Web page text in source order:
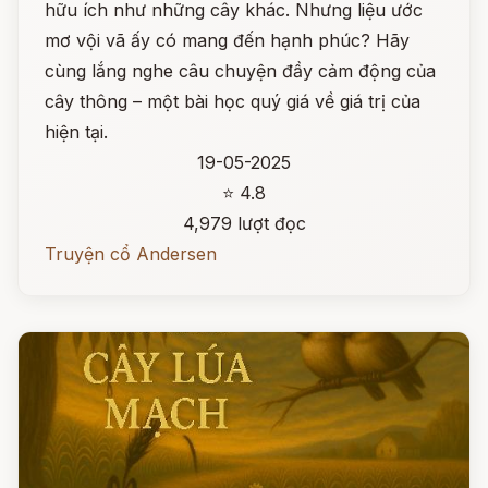
hữu ích như những cây khác. Nhưng liệu ước
mơ vội vã ấy có mang đến hạnh phúc? Hãy
cùng lắng nghe câu chuyện đầy cảm động của
cây thông – một bài học quý giá về giá trị của
hiện tại.
19-05-2025
⭐ 4.8
4,979 lượt đọc
Truyện cổ Andersen